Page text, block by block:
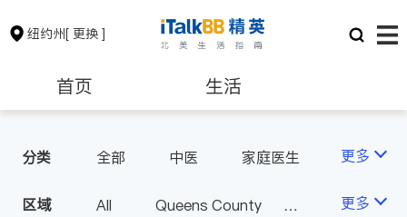
纽约州[ 更换 ]
首页 生活
保险理财 房地产租售
分类 全部 中医
家庭医生
更多
区域 All
Queens County
更多